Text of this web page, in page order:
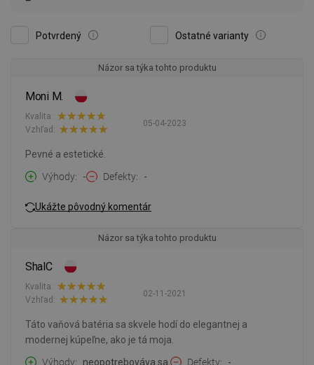
Potvrdený Ostatné varianty
Názor sa týka tohto produktu
Moni M.
05-04-2023
Kvalita:
Vzhľad:
Pevné a estetické.
Výhody
- Defekty -
Ukážte pôvodný komentár
Názor sa týka tohto produktu
ShalC
02-11-2021
Kvalita:
Vzhľad:
Táto vaňová batéria sa skvele hodí do elegantnej a
modernej kúpeľne, ako je tá moja.
Výhody
neopotrebováva sa. Defekty -